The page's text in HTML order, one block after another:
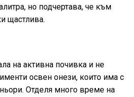
но подчертава, че към
щастлива.
на активна почивка и не
освен онези, които има с
Отделя много време на